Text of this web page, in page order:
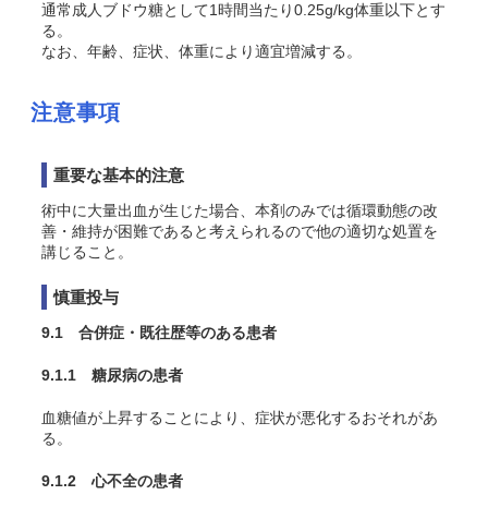
通常成人ブドウ糖として1時間当たり0.25g/kg体重以下とす
る。
なお、年齢、症状、体重により適宜増減する。
注意事項
重要な基本的注意
術中に大量出血が生じた場合、本剤のみでは循環動態の改
善・維持が困難であると考えられるので他の適切な処置を
講じること。
慎重投与
9.1 合併症・既往歴等のある患者
9.1.1 糖尿病の患者
血糖値が上昇することにより、症状が悪化するおそれがあ
る。
9.1.2 心不全の患者